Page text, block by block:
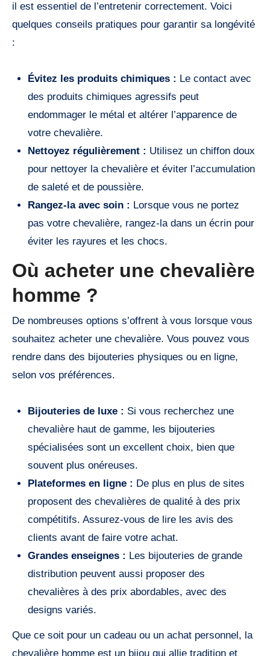
il est essentiel de l’entretenir correctement. Voici
quelques conseils pratiques pour garantir sa longévité
:
Évitez les produits chimiques : Le contact avec
des produits chimiques agressifs peut
endommager le métal et altérer l’apparence de
votre chevalière.
Nettoyez régulièrement : Utilisez un chiffon doux
pour nettoyer la chevalière et éviter l’accumulation
de saleté et de poussière.
Rangez-la avec soin : Lorsque vous ne portez
pas votre chevalière, rangez-la dans un écrin pour
éviter les rayures et les chocs.
Où acheter une chevalière
homme ?
De nombreuses options s’offrent à vous lorsque vous
souhaitez acheter une chevalière. Vous pouvez vous
rendre dans des bijouteries physiques ou en ligne,
selon vos préférences.
Bijouteries de luxe : Si vous recherchez une
chevalière haut de gamme, les bijouteries
spécialisées sont un excellent choix, bien que
souvent plus onéreuses.
Plateformes en ligne : De plus en plus de sites
proposent des chevalières de qualité à des prix
compétitifs. Assurez-vous de lire les avis des
clients avant de faire votre achat.
Grandes enseignes : Les bijouteries de grande
distribution peuvent aussi proposer des
chevalières à des prix abordables, avec des
designs variés.
Que ce soit pour un cadeau ou un achat personnel, la
chevalière homme est un bijou qui allie tradition et